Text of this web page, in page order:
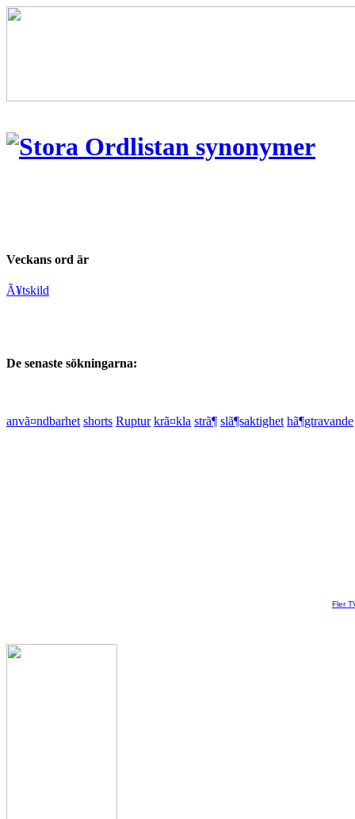
Veckans ord är
Ã¥tskild
De senaste sökningarna:
anvã¤ndbarhet shorts Ruptur krã¤kla strã¶ slã¶saktighet hã¶gtravande
Fler